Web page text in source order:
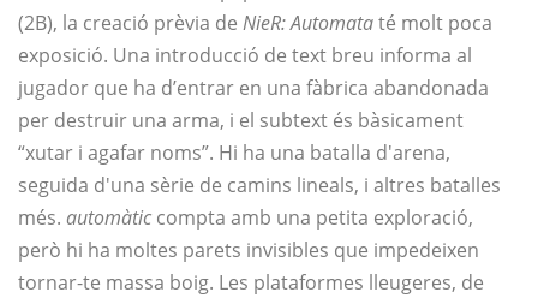
(2B), la creació prèvia de NieR: Automataté molt poca
exposició. Una introducció de text breu informa al
jugador que ha d’entrar en una fàbrica abandonada
per destruir una arma, i el subtext és bàsicament
“xutar i agafar noms”. Hi ha una batalla d'arena,
seguida d'una sèrie de camins lineals, i altres batalles
més. automàtic compta amb una petita exploració,
però hi ha moltes parets invisibles que impedeixen
tornar-te massa boig. Les plataformes lleugeres, de